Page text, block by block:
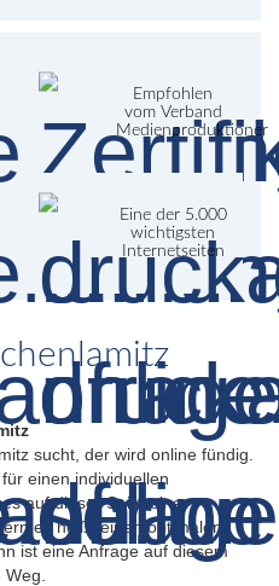
Empfohlen
vom Verband
Medienproduktioner
Eine der 5.000
wichtigsten
Internetseiten
sucht, der wird online fündig.
einen individuellen
auf dieser Seite eine
es heißt einen optimalen
ist eine Anfrage auf diesem